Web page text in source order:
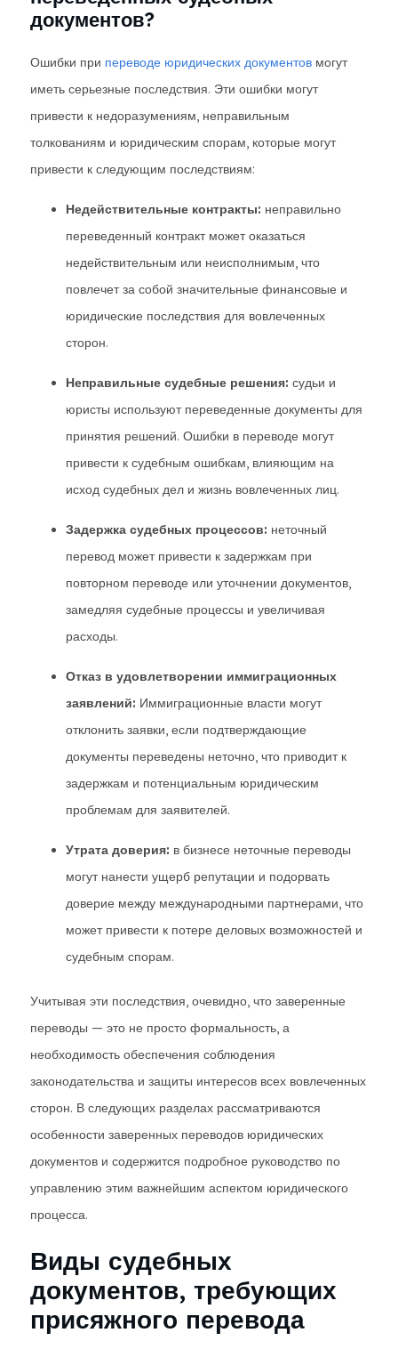
документов?
Ошибки при переводе юридических документов могут
иметь серьезные последствия. Эти ошибки могут
привести к недоразумениям, неправильным
толкованиям и юридическим спорам, которые могут
привести к следующим последствиям:
Недействительные контракты: неправильно
переведенный контракт может оказаться
недействительным или неисполнимым, что
повлечет за собой значительные финансовые и
юридические последствия для вовлеченных
сторон.
Неправильные судебные решения: судьи и
юристы используют переведенные документы для
принятия решений. Ошибки в переводе могут
привести к судебным ошибкам, влияющим на
исход судебных дел и жизнь вовлеченных лиц.
Задержка судебных процессов: неточный
перевод может привести к задержкам при
повторном переводе или уточнении документов,
замедляя судебные процессы и увеличивая
расходы.
Отказ в удовлетворении иммиграционных
заявлений: Иммиграционные власти могут
отклонить заявки, если подтверждающие
документы переведены неточно, что приводит к
задержкам и потенциальным юридическим
проблемам для заявителей.
Утрата доверия: в бизнесе неточные переводы
могут нанести ущерб репутации и подорвать
доверие между международными партнерами, что
может привести к потере деловых возможностей и
судебным спорам.
Учитывая эти последствия, очевидно, что заверенные
переводы — это не просто формальность, а
необходимость обеспечения соблюдения
законодательства и защиты интересов всех вовлеченных
сторон. В следующих разделах рассматриваются
особенности заверенных переводов юридических
документов и содержится подробное руководство по
управлению этим важнейшим аспектом юридического
процесса.
Виды судебных
документов, требующих
присяжного перевода